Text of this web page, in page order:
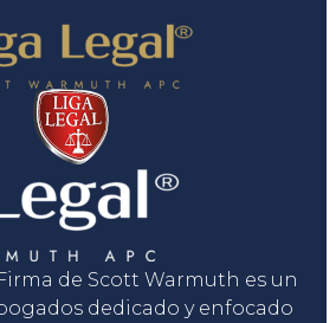
de Scott Warmuth es un
dedicado y enfocado